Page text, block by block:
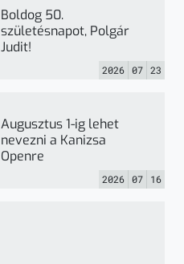
Boldog 50.
születésnapot, Polgár
Judit!
2026 07 23
Augusztus 1-ig lehet
nevezni a Kanizsa
Openre
2026 07 16